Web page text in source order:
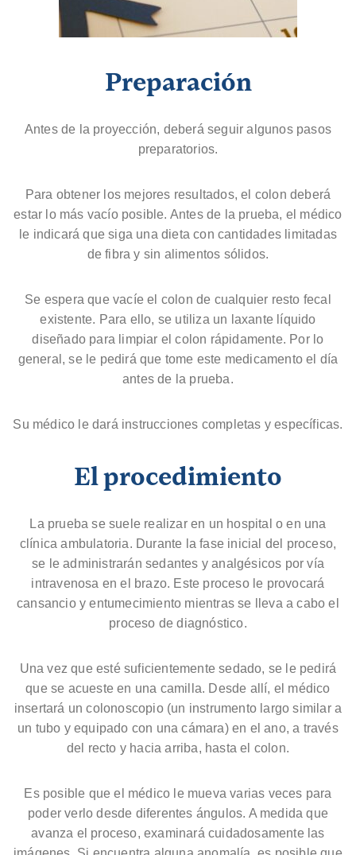
Preparación
Antes de la proyección, deberá seguir algunos pasos
preparatorios.
Para obtener los mejores resultados, el colon deberá
estar lo más vacío posible. Antes de la prueba, el médico
le indicará que siga una dieta con cantidades limitadas
de fibra y sin alimentos sólidos.
Se espera que vacíe el colon de cualquier resto fecal
existente. Para ello, se utiliza un laxante líquido
diseñado para limpiar el colon rápidamente. Por lo
general, se le pedirá que tome este medicamento el día
antes de la prueba.
Su médico le dará instrucciones completas y específicas.
El procedimiento
La prueba se suele realizar en un hospital o en una
clínica ambulatoria. Durante la fase inicial del proceso,
se le administrarán sedantes y analgésicos por vía
intravenosa en el brazo. Este proceso le provocará
cansancio y entumecimiento mientras se lleva a cabo el
proceso de diagnóstico.
Una vez que esté suficientemente sedado, se le pedirá
que se acueste en una camilla. Desde allí, el médico
insertará un colonoscopio (un instrumento largo similar a
un tubo y equipado con una cámara) en el ano, a través
del recto y hacia arriba, hasta el colon.
Es posible que el médico le mueva varias veces para
poder verlo desde diferentes ángulos. A medida que
avanza el proceso, examinará cuidadosamente las